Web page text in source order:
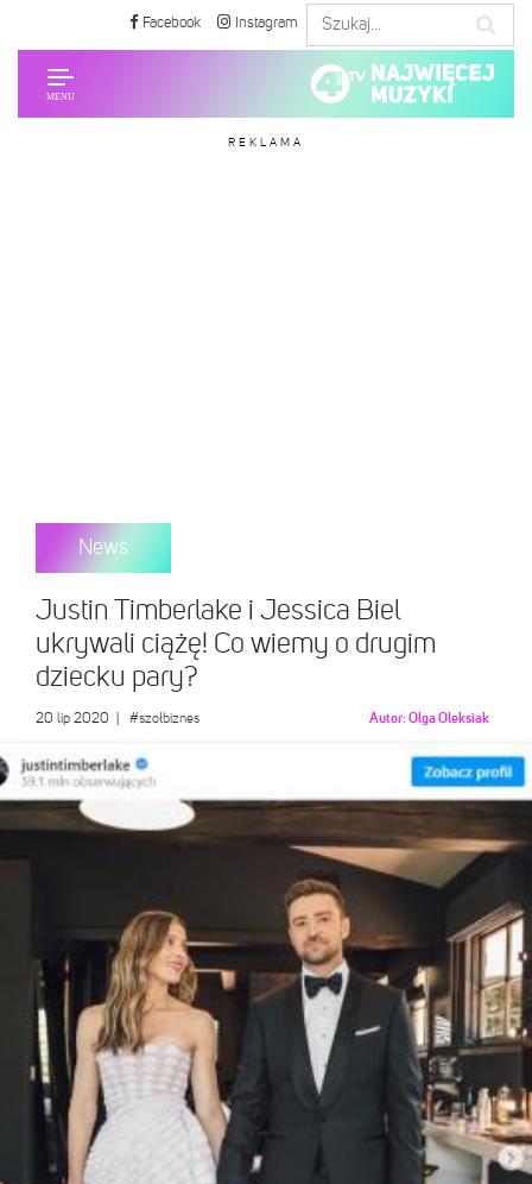
Facebook Instagram
REKLAMA
News
Justin Timberlake i Jessica Biel
ukrywali ciążę! Co wiemy o drugim
dziecku pary?
20 lip 2020 #szołbiznes Autor:Olga Oleksiak